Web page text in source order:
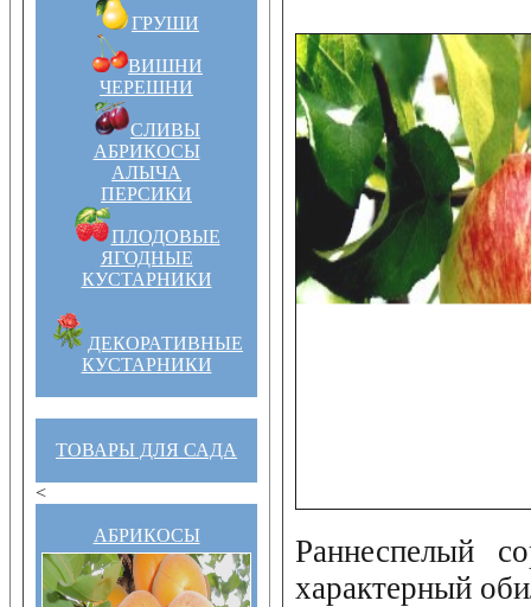
ГРУШИ
ВИШНИ
ЧЕРЕШНИ
СЛИВЫ
АБРИКОСЫ
АЛЫЧА
ПЕРСИКИ
ПЛОДОВЫЕ
ЯГОДНЫЕ
КУСТАРНИКИ
ДЕКОРАТИВНЫЕ
КУСТАРНИКИ
ТОВАРЫ ДЛЯ САДА
<
АБРИКОСЫ
Раннеспелый
характерный